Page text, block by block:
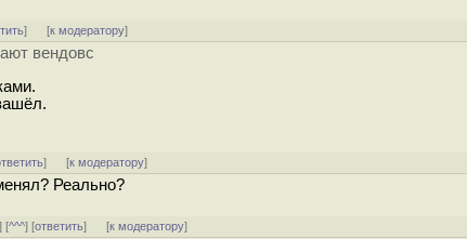
] [к модератору]
вендовс
] [к модератору]
Реально?
] [^^^] [ответить] [к модератору]